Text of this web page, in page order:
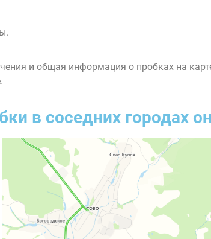
и общая информация о пробках на
в соседних городах